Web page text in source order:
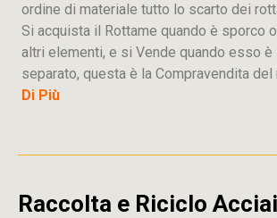
ordine di materiale tutto lo scarto dei
Si acquista il Rottame quando è sporco
altri elementi, e si Vende quando esso
separato, questa è la Compravendita del
Di Più
Raccolta e Riciclo